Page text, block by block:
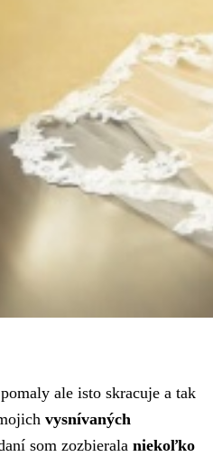
ale isto skracuje a tak
vysnívaných
som zozbierala niekoľko